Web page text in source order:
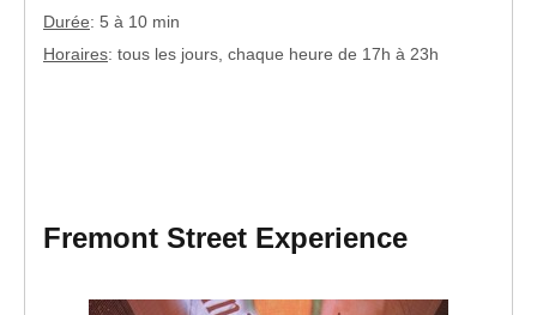
Durée: 5 à 10 min
Horaires: tous les jours, chaque heure de 17h à 23h
Fremont Street Experience